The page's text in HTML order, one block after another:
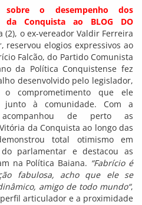
sobre o desempenho dos
da Conquista ao BLOG DO
(2), o ex-vereador Valdir Ferreira
reservou elogios expressivos ao
Falcão, do Partido Comunista
da Política Conquistense fez
desenvolvido pelo legislador,
comprometimento que ele
à comunidade. Com a
de perto as
da Conquista ao longo das
total otimismo em
parlamentar e destacou as
na Política Baiana. “Fabrício é
fabulosa, acho que ele se
amigo de todo mundo“,
articulador e a proximidade